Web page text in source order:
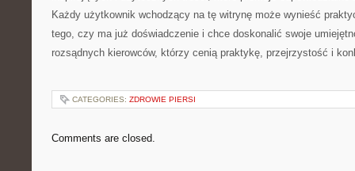
Każdy użytkownik wchodzący na tę witrynę może wynieść
tego, czy ma już doświadczenie i chce doskonalić swoje
rozsądnych kierowców, którzy cenią praktykę, przejrzystość i
CATEGORIES: ZDROWIE PIERSI
Comments are closed.